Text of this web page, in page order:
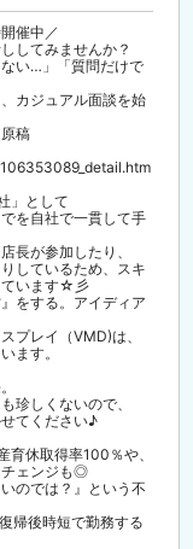
催中／
してみませんか？
ない…」「質問だけで
カジュアル面談を始
稿
」として
を自社で一貫して手
長が参加したり、
しているため、スキ
ています☆彡
をする。アイディア
プレイ（VMD)は、
ます。
珍しくないので、
てください♪
育休取得率100％や、
チェンジも◎
のでは？』という不
帰後時短で勤務する